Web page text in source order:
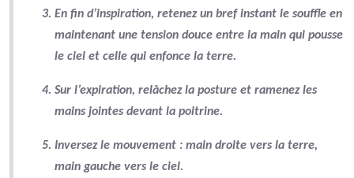
En fin d’inspiration, retenez un bref instant le souffle en
maintenant une tension douce entre la main qui pousse
le ciel et celle qui enfonce la terre.
Sur l’expiration, relâchez la posture et ramenez les
mains jointes devant la poitrine.
Inversez le mouvement : main droite vers la terre,
main gauche vers le ciel.